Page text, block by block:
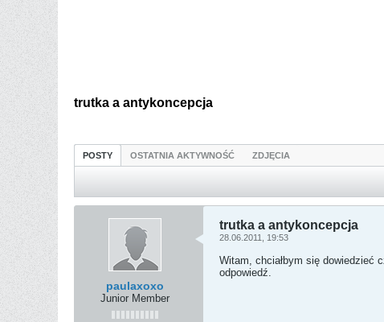
trutka a antykoncepcja
POSTY OSTATNIA AKTYWNOŚĆ ZDJĘCIA
paulaxoxo
Junior Member
trutka a antykoncepcja
28.06.2011, 19:53
Witam, chciałbym się dowiedzieć
odpowiedź.